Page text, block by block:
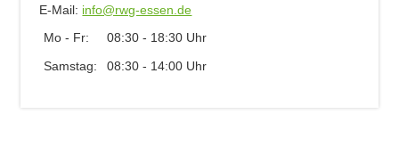
E-Mail: info@rwg-essen.de
Mo - Fr:
08:30 - 18:30 Uhr
Samstag:
08:30 - 14:00 Uhr